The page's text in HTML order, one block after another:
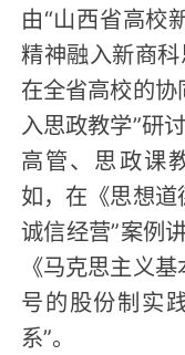
由“山西省高校
精神融入新商
在全省高校的
入思政教学”研
高管、思政课
如，在《思想
诚信经营”案例
《马克思主义
号的股份制实
系”。